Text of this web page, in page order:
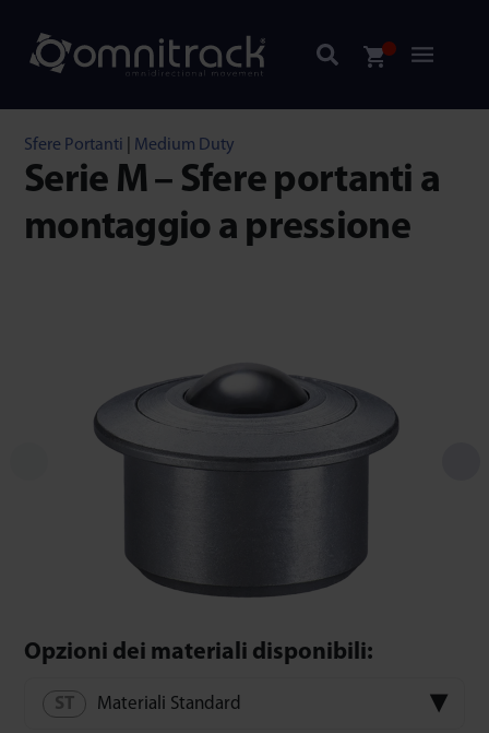
Sfere Portanti Medium Duty
Serie M – Sfere portanti a
montaggio a pressione
Opzioni dei materiali disponibili:
Materiali Standard